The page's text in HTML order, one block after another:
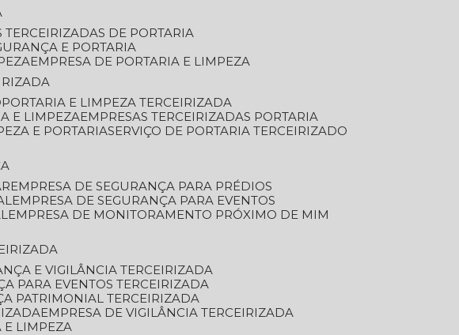
TERCEIRIZADAS DE PORTARIA
E PORTARIA
EMPRESA DE PORTARIA E LIMPEZA
PORTARIA E LIMPEZA TERCEIRIZADA
E LIMPEZA
EMPRESAS TERCEIRIZADAS PORTARIA
E PORTARIA SERVIÇO DE PORTARIA TERCEIRIZADO
EMPRESA DE SEGURANÇA PARA PRÉDIOS
EMPRESA DE SEGURANÇA PARA EVENTOS
EMPRESA DE MONITORAMENTO PRÓXIMO DE MIM
E VIGILÂNCIA TERCEIRIZADA
PARA EVENTOS TERCEIRIZADA
PATRIMONIAL TERCEIRIZADA
EMPRESA DE VIGILÂNCIA TERCEIRIZADA
E LIMPEZA